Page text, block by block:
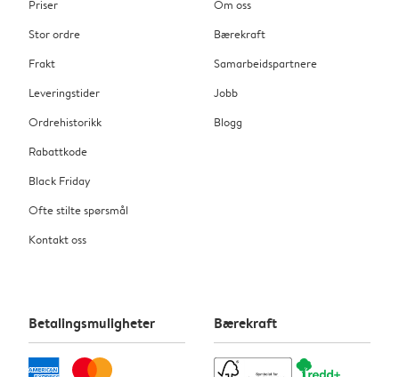
Priser
Stor ordre
Frakt
Leveringstider
Ordrehistorikk
Rabattkode
Black Friday
Ofte stilte spørsmål
Kontakt oss
Om oss
Bærekraft
Samarbeidspartnere
Jobb
Blogg
Betalingsmuligheter Bærekraft